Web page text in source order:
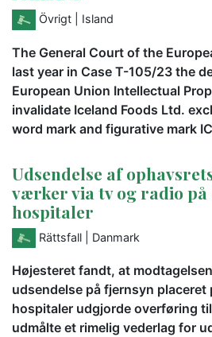
Övrigt | Island
The General Court of the
last year in Case T-105/23 the
European Union Intellectual
invalidate Iceland Foods Ltd.
word mark and figurative mark
Udsendelse af
værker via tv og radio
hospitaler
Rättsfall | Danmark
Højesteret fandt, at
udsendelse på fjernsyn placeret
hospitaler udgjorde overføring
udmålte et rimelig vederlag for